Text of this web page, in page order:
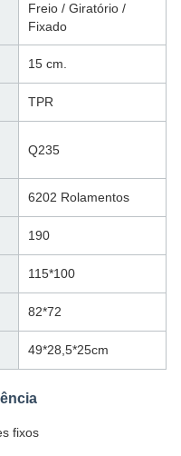
Freio / Giratório /
Fixado
15 cm.
TPR
Q235
6202 Rolamentos
190
115*100
82*72
49*28,5*25cm
fixos